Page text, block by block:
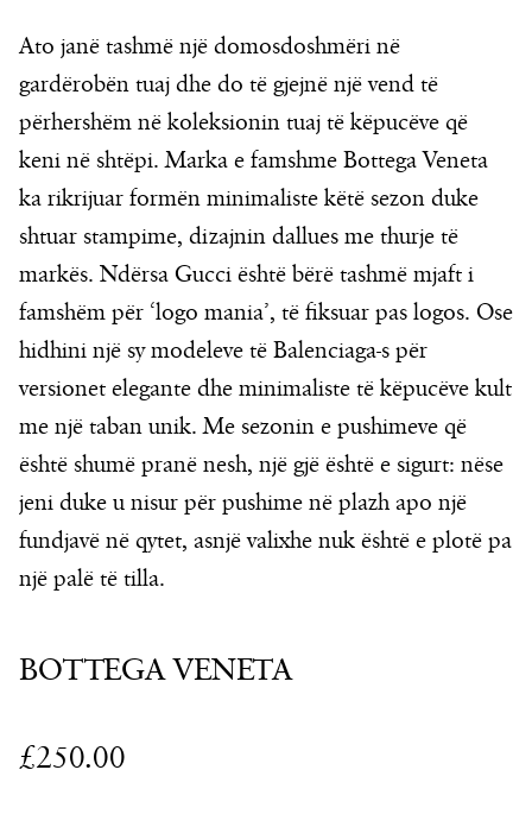
Ato janë tashmë një domosdoshmëri në
gardërobën tuaj dhe do të gjejnë një vend të
përhershëm në koleksionin tuaj të këpucëve që
keni në shtëpi. Marka e famshme Bottega Veneta
ka rikrijuar formën minimaliste këtë sezon duke
shtuar stampime, dizajnin dallues me thurje të
markës. Ndërsa Gucci është bërë tashmë mjaft i
famshëm për ‘logo mania’, të fiksuar pas logos. Ose
hidhini një sy modeleve të Balenciaga-s për
versionet elegante dhe minimaliste të këpucëve kult
me një taban unik. Me sezonin e pushimeve që
është shumë pranë nesh, një gjë është e sigurt: nëse
jeni duke u nisur për pushime në plazh apo një
fundjavë në qytet, asnjë valixhe nuk është e plotë pa
një palë të tilla.
BOTTEGA VENETA
£250.00